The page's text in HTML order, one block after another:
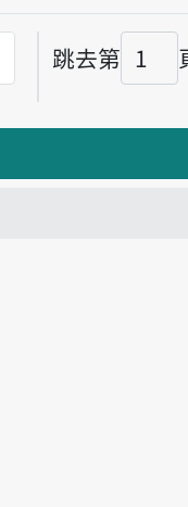
播放
跳去第
頁碼